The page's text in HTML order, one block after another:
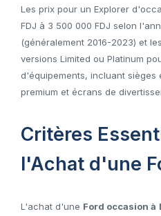
Les prix pour un Explorer
FDJ à 3 500 000 FDJ selon
(généralement 2016-2023) et
versions Limited ou Platinum
d'équipements, incluant sièges
premium et écrans de
Critères
l'Achat d'une
L'achat d'une Ford occasion à